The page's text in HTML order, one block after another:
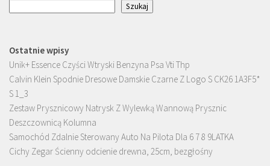
Szukaj
Ostatnie wpisy
Unik+ Essence Czyści Wtryski Benzyna Psa Vti Thp
Calvin Klein Spodnie Dresowe Damskie Czarne Z Logo S CK26 1A3F5*
S 1_3
Zestaw Prysznicowy Natrysk Z Wylewką Wannową Prysznic
Deszczownicą Kolumna
Samochód Zdalnie Sterowany Auto Na Pilota Dla 6 7 8 9LATKA
Cichy Zegar Ścienny odcienie drewna, 25cm, bezgłośny